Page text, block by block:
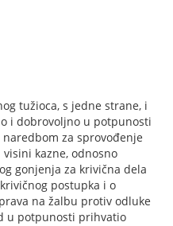
tužioca, s jedne strane, i
i dobrovoljno u potpunosti
za sprovođenje
kazne, odnosno
gonjenja za krivična dela
postupka i o
na žalbu protiv odluke
u potpunosti prihvatio